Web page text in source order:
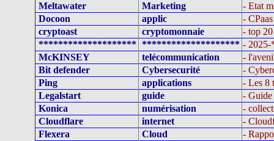
Meltawater
Marketing
- Etat
Docoon
applic
-
cryptoast
cryptomonnaie
- top
********************
******************** -
McKINSEY
telécommunication
-
Bit defender
Cybersecurité
-
Ping
applications
- Les 8
Legalstart
guide
- Guide
Konica
numérisation
-
Cloudflare
internet
-
Flexera
Cloud
-